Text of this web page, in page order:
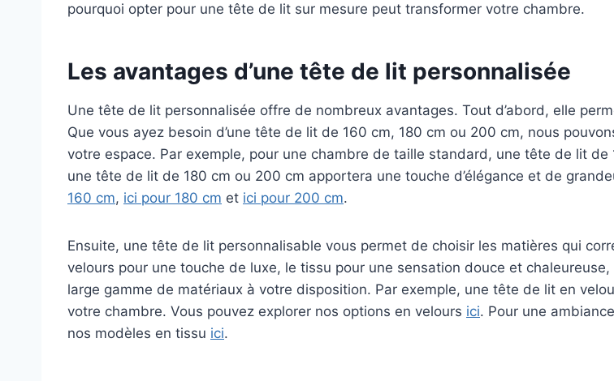
pourquoi opter pour une tête de lit sur mesure peut transformer votre chambre.
Les avantages d’une tête de lit personnalisée
Une tête de lit personnalisée offre de nombreux avantages. Tout d’abord, elle
Que vous ayez besoin d’une tête de lit de 160 cm, 180 cm ou 200 cm, nous
votre espace. Par exemple, pour une chambre de taille standard, une tête de lit
une tête de lit de 180 cm ou 200 cm apportera une touche d’élégance et de
160 cm, ici pour 180 cm et ici pour 200 cm.
Ensuite, une tête de lit personnalisable vous permet de choisir les matières qui
velours pour une touche de luxe, le tissu pour une sensation douce et
large gamme de matériaux à votre disposition. Par exemple, une tête de lit en
votre chambre. Vous pouvez explorer nos options en velours ici. Pour une
nos modèles en tissu ici.